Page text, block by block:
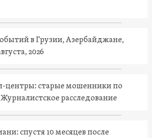
в Грузии, Азербайджане,
2026
центры: старые мошенники по
расследование
спустя 10 месяцев после